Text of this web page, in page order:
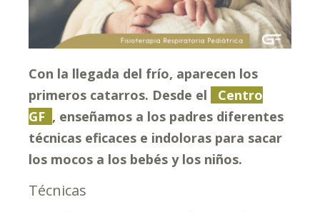
Con la llegada del frío, aparecen los
primeros catarros. Desde el
Centro
GF , enseñamos a los padres diferentes
técnicas eficaces e indoloras para sacar
los mocos a los bebés y los niños.
Técnicas